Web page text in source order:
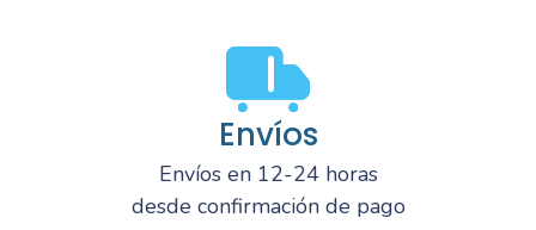
Envíos
Envíos en 12-24 horas
desde confirmación de pago